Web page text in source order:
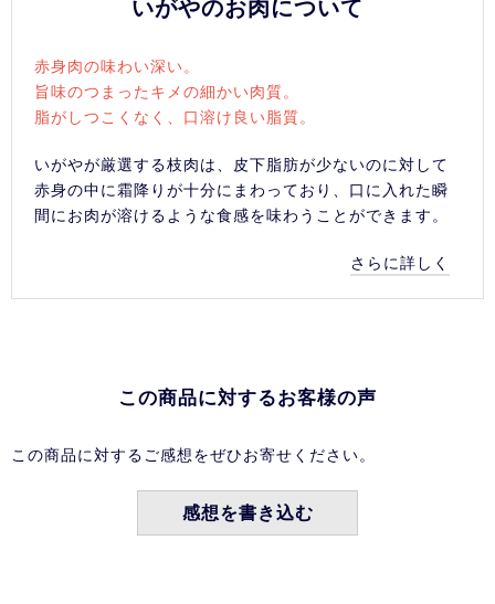
いがやのお肉について
赤身肉の味わい深い。
旨味のつまったキメの細かい肉質。
脂がしつこくなく、口溶け良い脂質。
いがやが厳選する枝肉は、皮下脂肪が少ないのに対して
赤身の中に霜降りが十分にまわっており、口に入れた瞬
間にお肉が溶けるような食感を味わうことができます。
さらに詳しく
この商品に対するお客様の声
この商品に対するご感想をぜひお寄せください。
感想を書き込む